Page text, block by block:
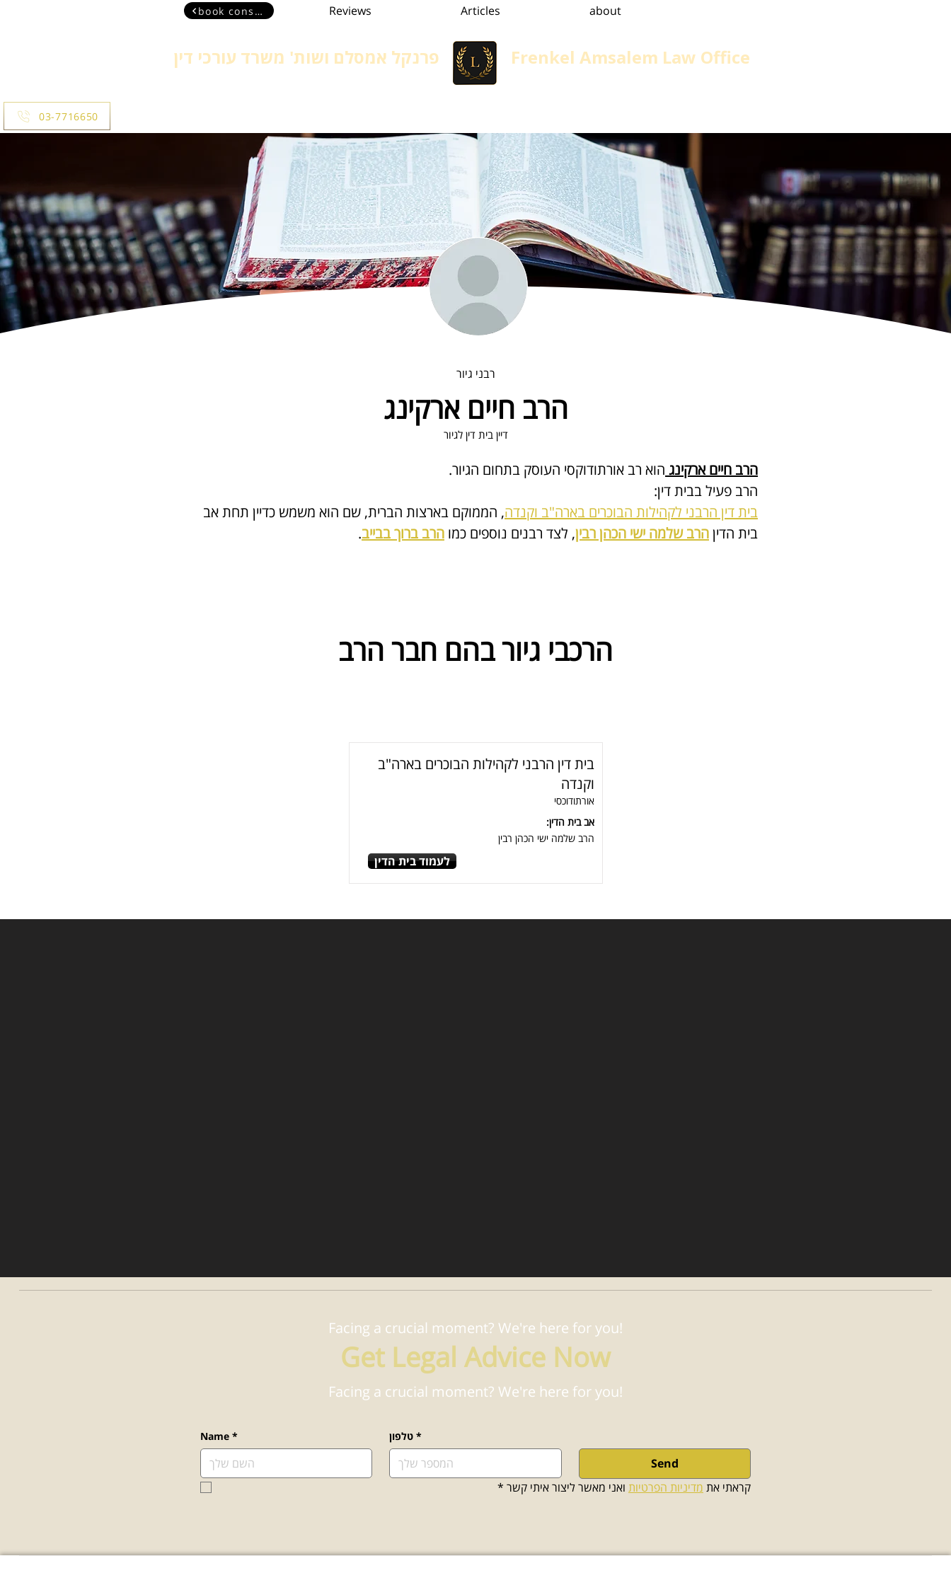
book consultant about
Articles
Reviews
פרנקל אמסלם ושות' משרד עורכי דין Frenkel Amsalem Law Office
03-7716650
רבני גיור
הרב חיים ארקינג
דיין בית דין לגיור
הרב חיים ארקינג הוא רב אורתודוקסי העוסק בתחום הגיור.
הרב פעיל בבית דין:
בית דין הרבני לקהילות הבוכרים בארה"ב וקנדה, הממוקם בארצות הברית, שם הוא משמש כדיין תחת אב
בית הדין הרב שלמה ישי הכהן רבין, לצד רבנים נוספים כמו הרב ברוך בבייב.
הרכבי גיור בהם חבר הרב
בית דין הרבני לקהילות הבוכרים בארה"ב
וקנדה
אורתודוכסי
אב בית הדין:
הרב שלמה ישי הכהן רבין
לעמוד בית הדין
Facing a crucial moment? We're here for you!
Get Legal Advice Now
Facing a crucial moment? We're here for you!
Name * טלפון *
Send
קראתי את מדיניות הפרטיות ואני מאשר ליצור איתי קשר *